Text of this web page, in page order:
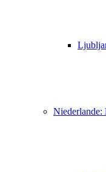
Niederlande: